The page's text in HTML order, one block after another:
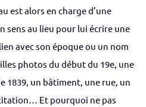
est alors en charge d’une
sens au lieu pour lui écrire une
avec son époque ou un nom
photos du début du 19e, une
1839, un bâtiment, une rue, un
Et pourquoi ne pas